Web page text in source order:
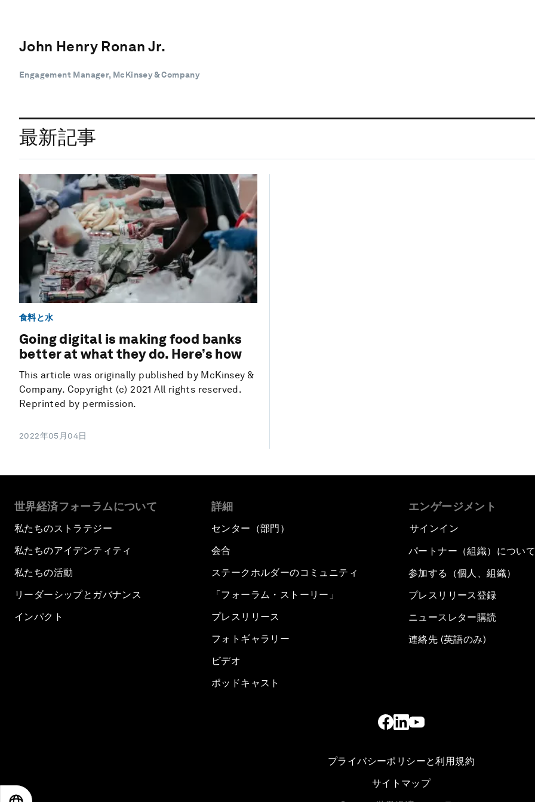
John Henry Ronan Jr.
Engagement Manager, McKinsey & Company
最新記事
食料と水
Going digital is making food banks
better at what they do. Here’s how
This article was originally published by McKinsey &
Company. Copyright (c) 2021 All rights reserved.
Reprinted by permission.
2022年05月04日
世界経済フォーラムについて
私たちのストラテジー
私たちのアイデンティティ
私たちの活動
リーダーシップとガバナンス
インパクト
詳細
センター（部門）
会合
ステークホルダーのコミュニティ
「フォーラム・ストーリー」
プレスリリース
フォトギャラリー
ビデオ
ポッドキャスト
エンゲージメント
サインイン
パートナー（組織）について
参加する（個人、組織）
プレスリリース登録
ニュースレター購読
連絡先 (英語のみ)
プライバシーポリシーと利用規約
サイトマップ